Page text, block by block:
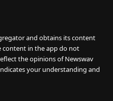
and obtains its content
content in the app do not
the opinions of Newswav
your understanding and